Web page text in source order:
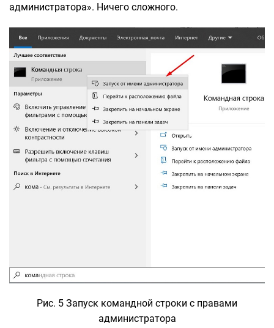
администратора». Ничего сложного.
Рис. 5 Запуск командной строки с правами
администратора